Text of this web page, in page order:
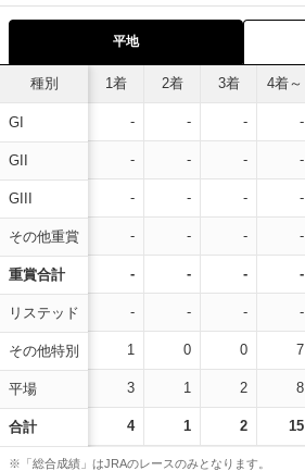
平地
種別
GI
GII
GIII
その他重賞
重賞合計
リステッド
その他特別
平場
合計
1着 2着 3着 4着～
- - - -
- - - -
- - - -
- - - -
- - - -
- - - -
1 0 0 7
3 1 2 8
4 1 2 15
※「総合成績」はJRAのレースのみとなります。